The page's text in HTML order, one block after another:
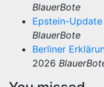
BlauerBote
Epstein-
BlauerBote
Berliner
2026